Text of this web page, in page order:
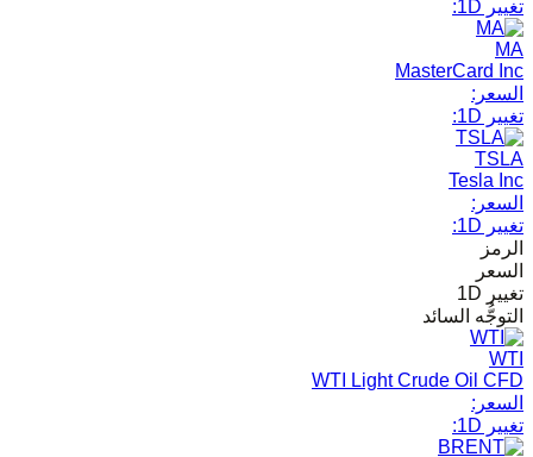
تغيير 1D:
MA
MasterCard Inc
السعر:
تغيير 1D:
TSLA
Tesla Inc
السعر:
تغيير 1D:
الرمز
السعر
تغيير 1D
التوجُّه السائد
WTI
WTI Light Crude Oil CFD
السعر:
تغيير 1D: